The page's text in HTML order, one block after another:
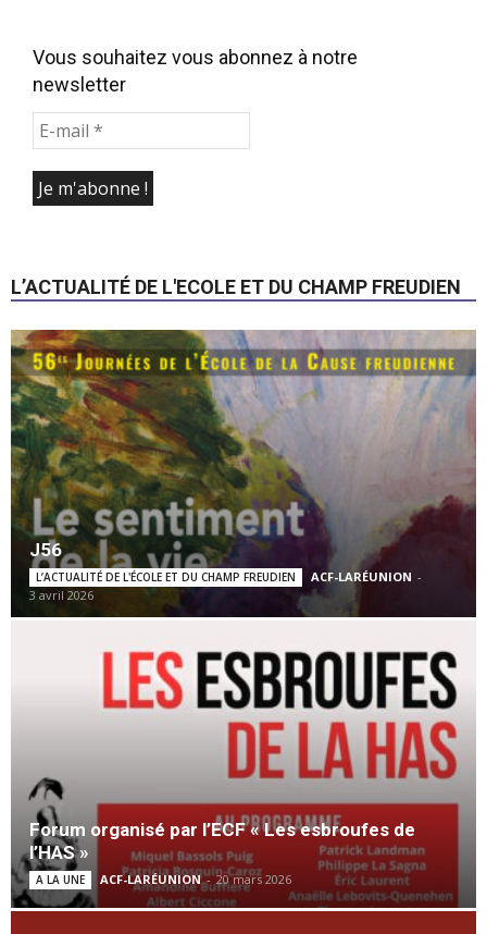
Vous souhaitez vous abonnez à notre
newsletter
L’ACTUALITÉ DE L'ECOLE ET DU CHAMP FREUDIEN
J56
L’ACTUALITÉ DE L'ÉCOLE ET DU CHAMP FREUDIEN ACF-LARÉUNION -
3 avril 2026
Forum organisé par l’ECF « Les esbroufes de
l’HAS »
A LA UNE ACF-LARÉUNION - 20 mars 2026